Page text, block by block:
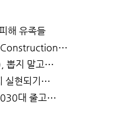
해 유족들
Construction⋯
뽑지 말고⋯
실현되기⋯
대 줄고⋯